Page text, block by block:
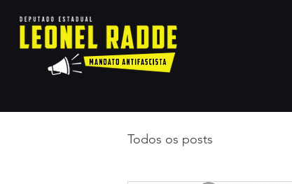
Todos os posts